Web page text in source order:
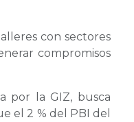
con sectores
compromisos
por la GIZ, busca
el 2 % del PBI del